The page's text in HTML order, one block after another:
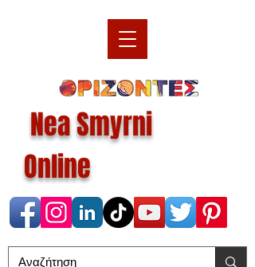
Nea Smyrni
Online